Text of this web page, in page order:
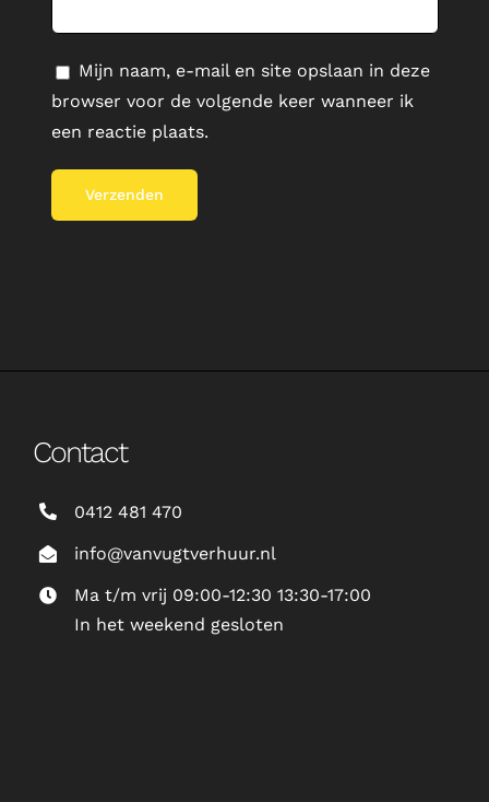
Mijn naam, e-mail en site opslaan in deze
browser voor de volgende keer wanneer ik
een reactie plaats.
Contact
0412 481 470
info@vanvugtverhuur.nl
Ma t/m vrij 09:00-12:30 13:30-17:00
In het weekend gesloten